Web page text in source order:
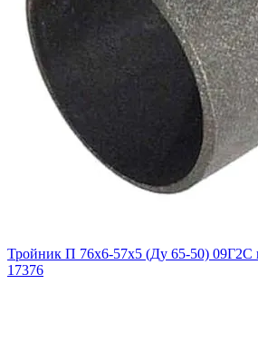
Тройник П 76х6-57х5 (Ду 65-50)
17376